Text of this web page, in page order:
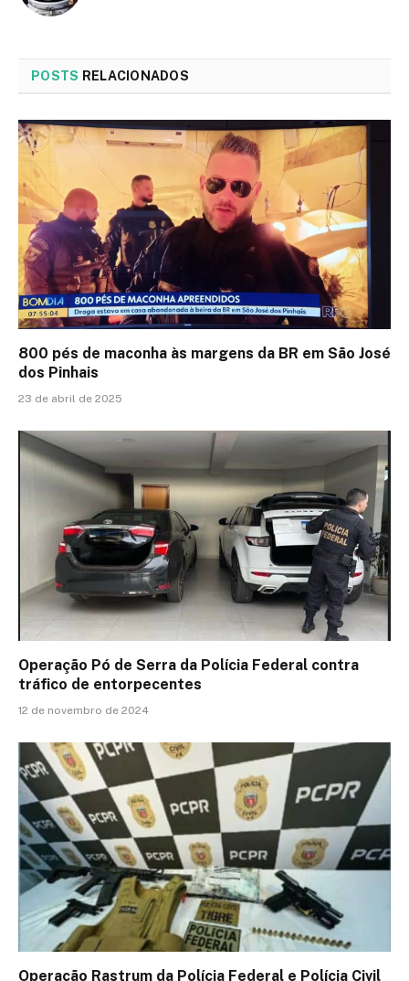
POSTS RELACIONADOS
800 pés de maconha às margens da BR em São José
dos Pinhais
23 de abril de 2025
Operação Pó de Serra da Polícia Federal contra
tráfico de entorpecentes
12 de novembro de 2024
Operação Rastrum da Polícia Federal e Polícia Civil